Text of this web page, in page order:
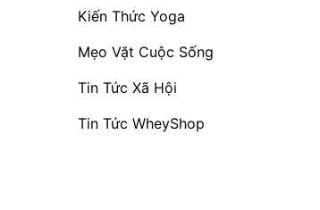
Kiến Thức Yoga
Mẹo Vặt Cuộc Sống
Tin Tức Xã Hội
Tin Tức WheyShop